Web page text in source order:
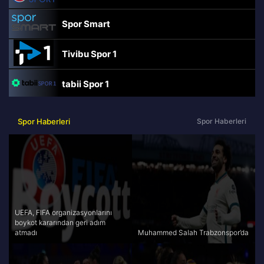
Spor Smart
Tivibu Spor 1
tabii Spor 1
tabii Spor
A Spor
Tivibu Spor
Spor Haberleri Spor Haberleri
UEFA, FIFA organizasyonlarını
boykot kararından geri adım
atmadı
Muhammed Salah Trabzonspor’da